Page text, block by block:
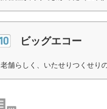
ビッグエコー
老舗らしく、いたせりつくせり